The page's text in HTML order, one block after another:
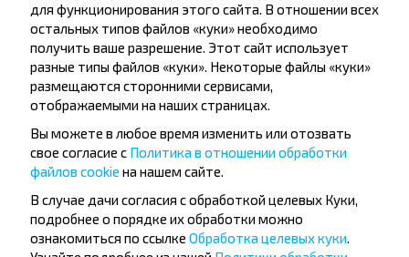
Хотите
путешествовать
дешевле?
другие интересные предложения INFOBUS.
Подпишись на получение новостей и
путешествуй с нами дешевле!
для функционирования этого сайта. В отношении всех
остальных типов файлов «куки» необходимо
получить ваше разрешение. Этот сайт использует
разные типы файлов «куки». Некоторые файлы «куки»
размещаются сторонними сервисами,
отображаемыми на наших страницах.
Вы можете в любое время изменить или отозвать
свое согласие с Политика в отношении обработки
файлов cookie на нашем сайте.
В случае дачи согласия с обработкой целевых Куки,
подробнее о порядке их обработки можно
ознакомиться по ссылке Обработка целевых куки.